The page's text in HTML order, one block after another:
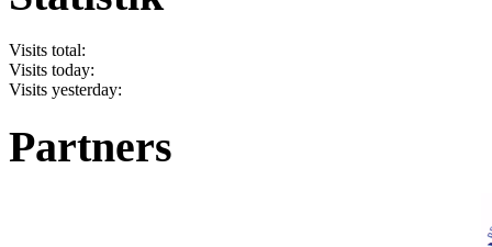
Visits total:
Visits today:
Visits yesterday:
Partners